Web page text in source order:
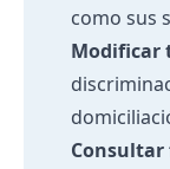
como sus
Modificar
Consultar